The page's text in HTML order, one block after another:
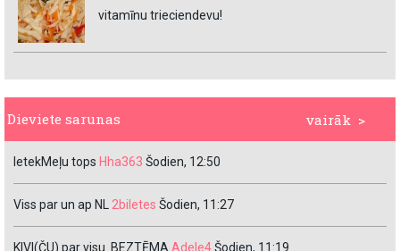
vitamīnu trieciendevu!
vairāk >
Dieviete sarunas
IetekMeļu tops Hha363 Šodien, 12:50
Viss par un ap NL2biletes Šodien, 11:27
KIVI(ČU) par visu. BEZTĒMAAdele4Šodien, 11:19